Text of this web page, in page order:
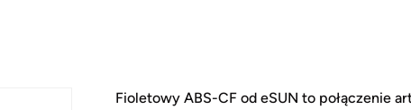
Fioletowy ABS-CF od eSUN to połączenie